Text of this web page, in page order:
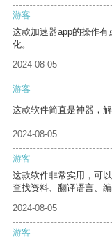
游客
这款加速器app的操作
化。
2024-08-05
游客
这款软件简直是神器，
2024-08-05
游客
这款软件非常实用，可
查找资料、翻译语言、编
2024-08-05
游客